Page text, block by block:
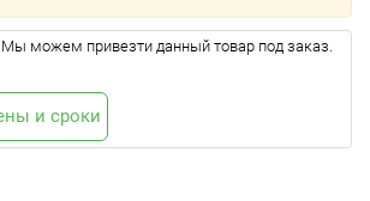
Мы можем привезти данный товар под заказ.
и сроки